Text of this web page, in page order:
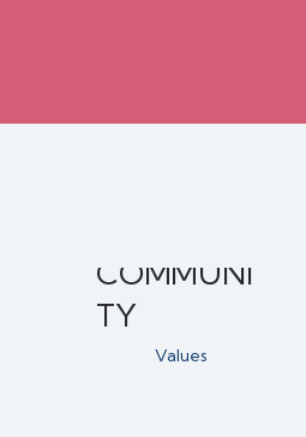
COMMUNI
TY
Values